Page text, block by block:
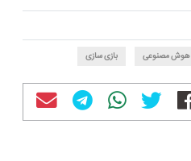
هوش مصنوعی بازی سازی